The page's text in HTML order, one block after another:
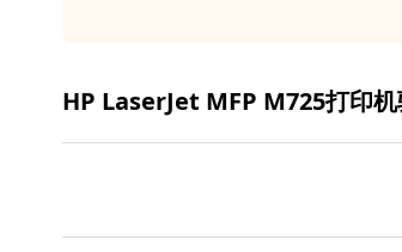
HP LaserJet MFP M725打印